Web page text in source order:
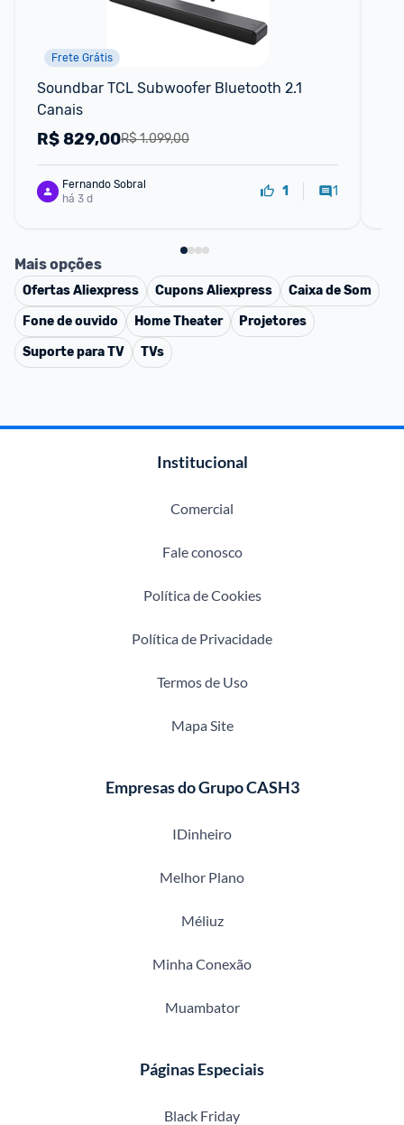
Frete Grátis
Soundbar TCL Subwoofer Bluetooth 2.1
Canais
R$ 1.099,00
R$829,00
Fernando Sobral
há 3 d
1 1
Mais opções
OfertasAliexpress CuponsAliexpress
Caixa de Som
Fone de ouvido
Home Theater
Projetores
Suporte para TV
TVs
Institucional
Comercial
Fale conosco
Política de Cookies
Política de Privacidade
Termos de Uso
Mapa Site
Empresas do Grupo CASH3
IDinheiro
Melhor Plano
Méliuz
Minha Conexão
Muambator
Páginas Especiais
Black Friday